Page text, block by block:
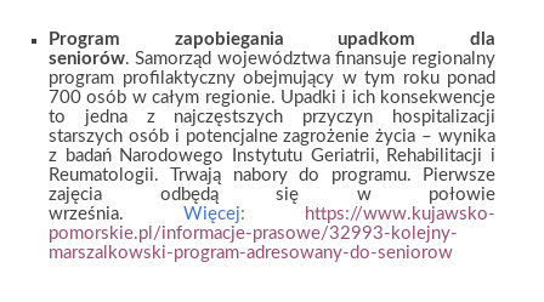
Program zapobiegania upadkom dla
seniorów.Samorząd województwa finansuje regionalny
program profilaktyczny obejmujący w tym roku ponad
700 osób w całym regionie. Upadki i ich konsekwencje
to jedna z najczęstszych przyczyn hospitalizacji
starszych osób i potencjalne zagrożenie życia – wynika
z badań Narodowego Instytutu Geriatrii, Rehabilitacji i
Reumatologii. Trwają nabory do programu. Pierwsze
zajęcia odbędą się w połowie
września. Więcej:
https://www.kujawsko-
pomorskie.pl/informacje-prasowe/32993-kolejny-
marszalkowski-program-adresowany-do-seniorow